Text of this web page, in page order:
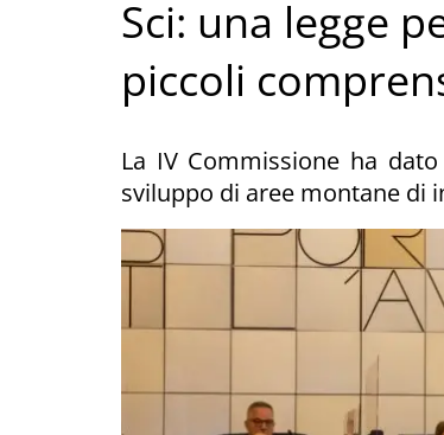
Sci: una legge
piccoli
La IV Commissione ha
sviluppo di aree montane di